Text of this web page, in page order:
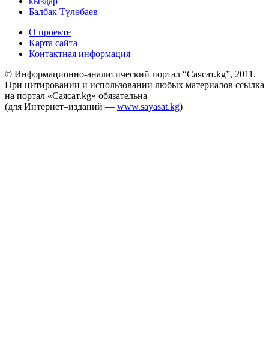
Балбак Түлөбаев
О проекте
Карта сайта
Контактная информация
© Информационно-аналитический портал “Саясат.kg”, 2011.
При цитировании и использовании любых материалов ссылка
на портал «Саясат.kg» обязательна
(для Интернет–изданий — www.sayasat.kg)